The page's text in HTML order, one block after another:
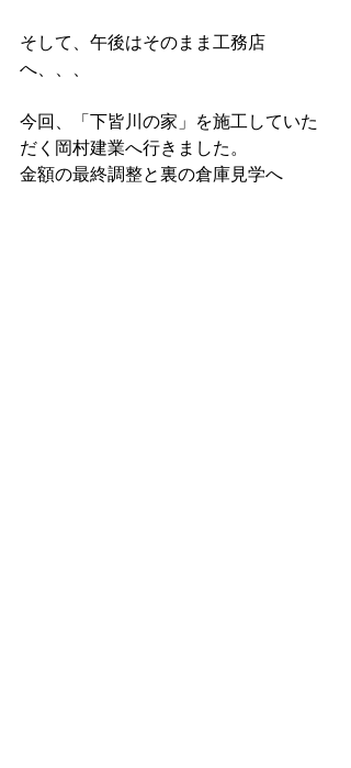
そして、午後はそのまま工務店
へ、、、
今回、「下皆川の家」を施工していた
だく岡村建業へ行きました。
金額の最終調整と裏の倉庫見学へ